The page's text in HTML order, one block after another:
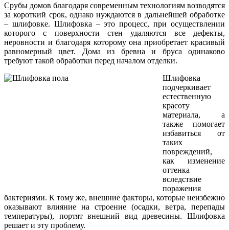
Срубы домов благодаря современным технологиям возводятся
за короткий срок, однако нуждаются в дальнейшей обработке
– шлифовке. Шлифовка – это процесс, при осуществлении
которого с поверхности стен удаляются все дефекты,
неровности и благодаря которому она приобретает красивый
равномерный цвет. Дома из бревна и бруса одинаково
требуют такой обработки перед началом отделки.
Шлифовка
подчеркивает
естественную
красоту
материала, а
также помогает
избавиться от
таких
повреждений,
как изменение
оттенка
вследствие
поражения
бактериями. К тому же, внешние факторы, которые неизбежно
оказывают влияние на строение (осадки, ветра, перепады
температуры), портят внешний вид древесины. Шлифовка
решает и эту проблему.